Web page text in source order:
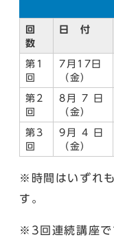
回
数
日 付
第1
回
7月17日
（金）
第2
回
8月 7 日
（金）
第3
回
9月 4 日
（金）
※時間はいずれ
す。
※3回連続講座で